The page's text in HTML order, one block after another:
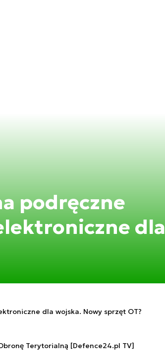
podręczne
dla
dla wojska. Nowy sprzęt OT?
Terytorialną [Defence24.pl TV]